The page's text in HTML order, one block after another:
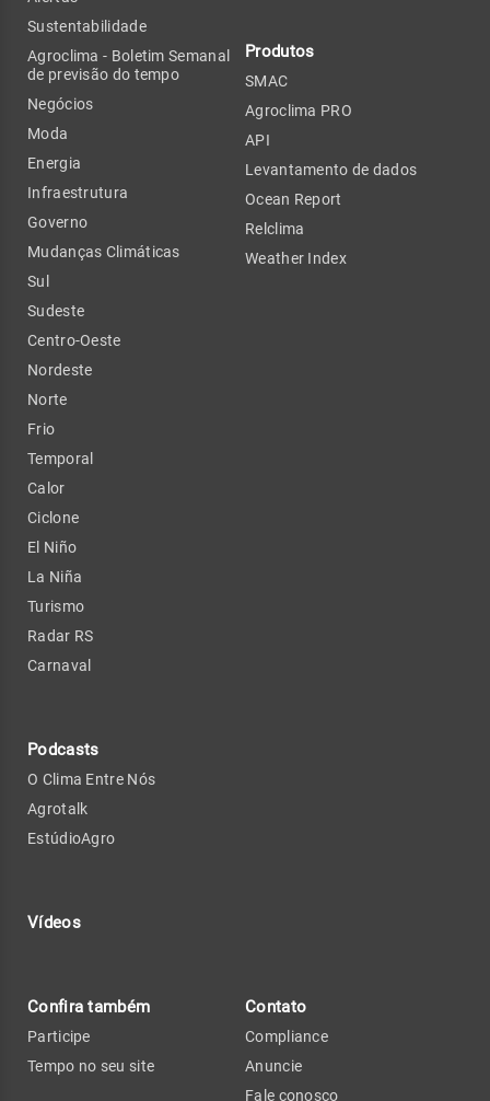
Sustentabilidade
Agroclima - Boletim Semanal
de previsão do tempo
Negócios
Moda
Energia
Infraestrutura
Governo
Mudanças Climáticas
Sul
Sudeste
Centro-Oeste
Nordeste
Norte
Frio
Temporal
Calor
Ciclone
El Niño
La Niña
Turismo
Radar RS
Carnaval
Podcasts
O Clima Entre Nós
Agrotalk
EstúdioAgro
Vídeos
Produtos
SMAC
Agroclima PRO
API
Levantamento de dados
Ocean Report
Relclima
Weather Index
Confira também
Participe
Tempo no seu site
Contato
Compliance
Anuncie
Fale conosco